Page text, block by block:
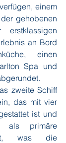
einem
gehobenen
an Bord
einen
Spa und
zweite Schiff
das mit vier
ist und
als primäre
was die